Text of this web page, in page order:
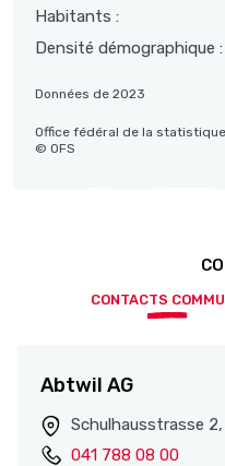
Habitants :
Densité démographique :
Données de 2023
Office fédéral de la statistique
© OFS
CONTACTS
Abtwil AG
Schulhausstrasse
041 788 08 00